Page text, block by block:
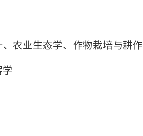
农业生态学、作物栽培与耕作
学